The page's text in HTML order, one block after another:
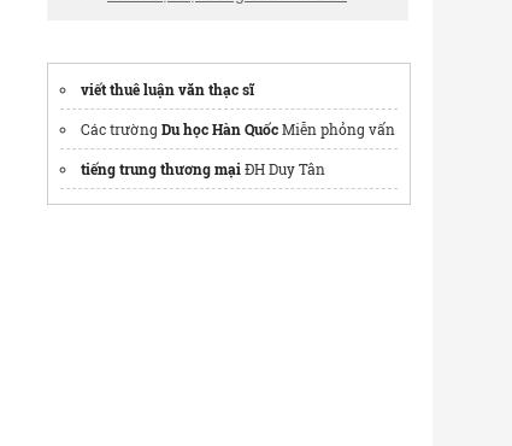
viết thuê luận văn thạc sĩ
Các trường Du học Hàn QuốcMiễn phỏng vấn
tiếng trung thương mạiĐH Duy Tân